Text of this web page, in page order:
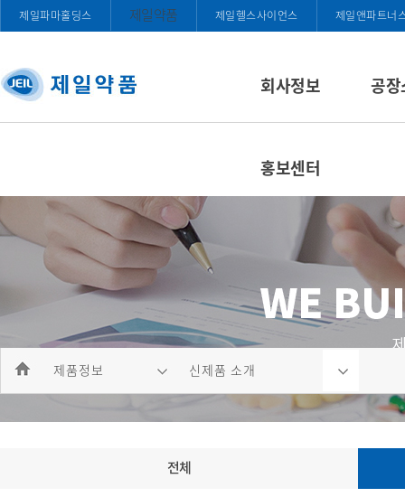
제일파마홀딩스 제일약품 제일헬스사이언스 제일앤파트너
회사정보 공
홍보센터
제품정보 신제품 소개
전체